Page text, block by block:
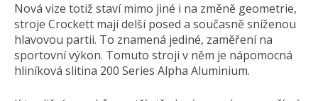
Nová vize totiž staví mimo jiné i na změně geometrie,
stroje Crockett mají delší posed a současně sníženou
hlavovou partii. To znamená jediné, zaměření na
sportovní výkon. Tomuto stroji v něm je nápomocná
hliníková slitina 200 Series Alpha Aluminium.